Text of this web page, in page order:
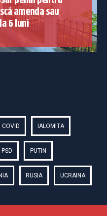
amenda sau
6 luni
COVID IALOMITA
PSD PUTIN
RUSIA UCRAINA